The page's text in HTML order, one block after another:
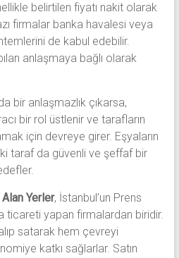
belirtilen fiyatı nakit olarak
firmalar banka havalesi veya
de kabul edebilir.
anlaşmaya bağlı olarak
bir anlaşmazlık çıkarsa,
bir rol üstlenir ve tarafların
için devreye girer. Eşyaların
iki taraf da güvenli ve şeffaf bir
Yerler, İstanbul’un Prens
ticareti yapan firmalardan biridir.
satarak hem çevreyi
katkı sağlarlar. Satın